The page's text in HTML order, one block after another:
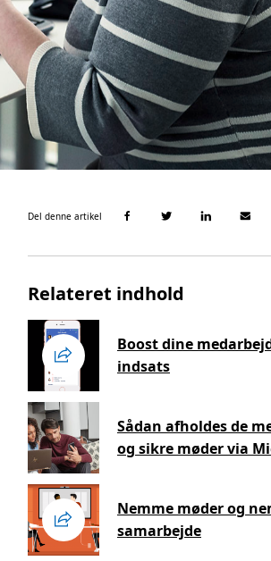
Del denne artikel
Relateret indhold
Boost dine
indsats
Sådan afholdes de
og sikre møder via
Nemme møder og
samarbejde